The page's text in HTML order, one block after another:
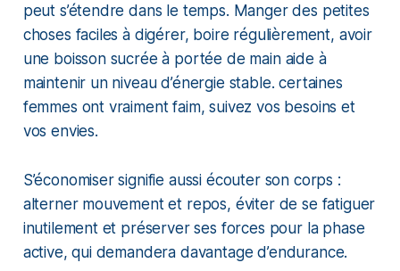
peut s’étendre dans le temps. Manger des petites
choses faciles à digérer, boire régulièrement, avoir
une boisson sucrée à portée de main aide à
maintenir un niveau d’énergie stable. certaines
femmes ont vraiment faim, suivez vos besoins et
vos envies.
S’économiser signifie aussi écouter son corps :
alterner mouvement et repos, éviter de se fatiguer
inutilement et préserver ses forces pour la phase
active, qui demandera davantage d’endurance.